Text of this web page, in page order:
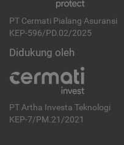
PT Cermati Pialang Asuransi
KEP-596/PD.02/2025
Didukung oleh
PT Artha Investa Teknologi
KEP-7/PM.21/2021